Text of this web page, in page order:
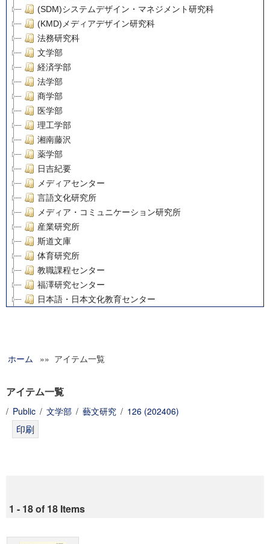
(SDM)システムデザイン・マネジメント研究科
(KMD)メディアデザイン研究科
法務研究科
文学部
経済学部
法学部
商学部
医学部
理工学部
湘南藤沢
薬学部
日吉紀要
メディアセンター
言語文化研究所
メディア・コミュニケーション研究所
産業研究所
斯道文庫
体育研究所
教職課程センター
福澤研究センター
日本語・日本文化教育センター
グローバルリサーチインスティテュート
科学研究費補助金研究成果報告書
慶應義塾大学グローバルCOEプログラム市民社会ガバナンス
ホーム »» アイテム一覧
アイテム一覧
/ Public / 文学部 / 藝文研究 / 126 (202406)
1 - 18 of 18 Items